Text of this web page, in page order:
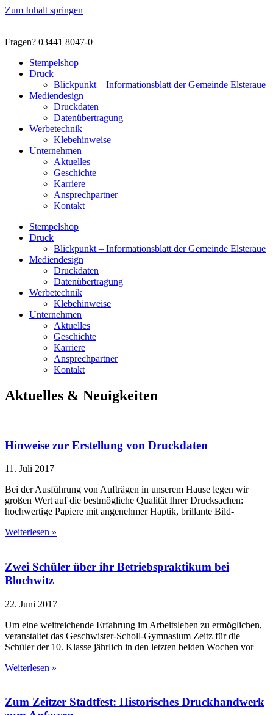
Zum Inhalt springen
Fragen? 03441 8047-0
Stempelshop
Druck
Blickpunkt – Informationsblatt der Gemeinde Elsteraue
Mediendesign
Druckdaten
Datenübertragung
Werbetechnik
Klebehinweise
Unternehmen
Aktuelles
Geschichte
Karriere
Ansprechpartner
Kontakt
Stempelshop
Druck
Blickpunkt – Informationsblatt der Gemeinde Elsteraue
Mediendesign
Druckdaten
Datenübertragung
Werbetechnik
Klebehinweise
Unternehmen
Aktuelles
Geschichte
Karriere
Ansprechpartner
Kontakt
Aktuelles & Neuigkeiten
Hinweise zur Erstellung von Druckdaten
11. Juli 2017
Bei der Ausführung von Aufträgen in unserem Hause legen wir
großen Wert auf die bestmögliche Qualität Ihrer Drucksachen:
hochwertige Papiere mit angenehmer Haptik, brillante Bild-
Weiterlesen »
Zwei Schüler über ihr Betriebspraktikum bei
Blochwitz
22. Juni 2017
Um eine weitreichende Erfahrung im Arbeitsleben zu ermöglichen,
veranstaltet das Geschwister-Scholl-Gymnasium Zeitz für die
Schüler der 10. Klasse jährlich in den letzten beiden Wochen vor
Weiterlesen »
Zum Zeitzer Stadtfest: Historisches Druckhandwerk